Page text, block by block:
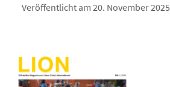
Veröffentlicht am 20. November 2025